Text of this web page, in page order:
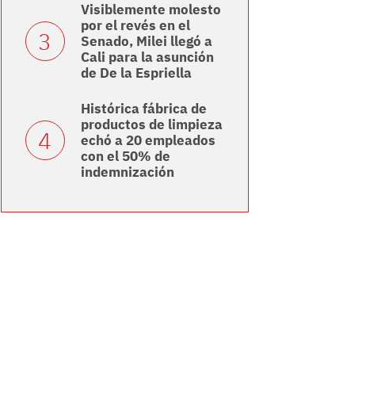
Visiblemente molesto
por el revés en el
Senado, Milei llegó a
Cali para la asunción
de De la Espriella
Histórica fábrica de
productos de limpieza
echó a 20 empleados
con el 50% de
indemnización